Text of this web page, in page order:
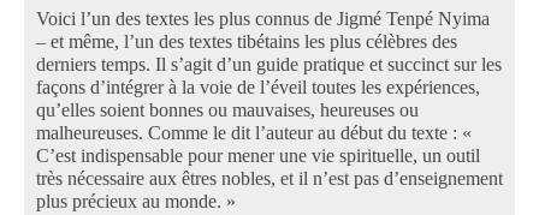
Voici l’un des textes les plus connus de Jigmé Tenpé Nyima
– et même, l’un des textes tibétains les plus célèbres des
derniers temps. Il s’agit d’un guide pratique et succinct sur les
façons d’intégrer à la voie de l’éveil toutes les expériences,
qu’elles soient bonnes ou mauvaises, heureuses ou
malheureuses. Comme le dit l’auteur au début du texte : «
C’est indispensable pour mener une vie spirituelle, un outil
très nécessaire aux êtres nobles, et il n’est pas d’enseignement
plus précieux au monde. »